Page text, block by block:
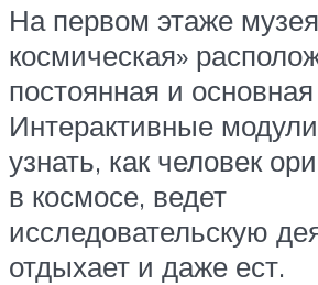
На первом этаже
космическая»
постоянная и
Интерактивные
узнать, как человек
в космосе, ведет
исследовательскую
отдыхает и даже ест.